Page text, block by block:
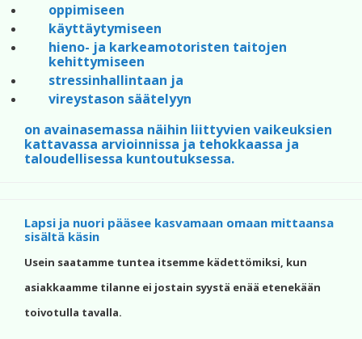
oppimiseen
käyttäytymiseen
hieno- ja karkeamotoristen taitojen
kehittymiseen
stressinhallintaan ja
vireystason säätelyyn
on avainasemassa näihin liittyvien vaikeuksien
kattavassa arvioinnissa ja tehokkaassa ja
taloudellisessa kuntoutuksessa.
Lapsi ja nuori pääsee kasvamaan omaan mittaansa
sisältä käsin
Usein saatamme tuntea itsemme kädettömiksi, kun
asiakkaamme tilanne ei jostain syystä enää etenekään
toivotulla tavalla.